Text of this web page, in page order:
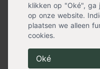
klikken op "Oké", ga
op onze website.
plaatsen we alleen
cookies.
Oké
Wil je een lagere
Tuinscherm Vasse bruin
hoogtes.
Voor het plaatsen van